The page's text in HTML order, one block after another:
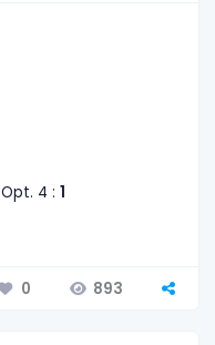
Opt. 4 : 1
0 893